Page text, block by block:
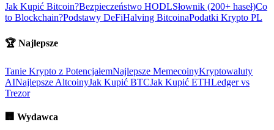
Jak Kupić Bitcoin?Bezpieczeństwo HODLSłownik (200+ haseł)Co
to Blockchain?Podstawy DeFiHalving BitcoinaPodatki Krypto PL
🏆 Najlepsze
Tanie Krypto z PotencjałemNajlepsze MemecoinyKryptowaluty
AINajlepsze AltcoinyJak Kupić BTCJak Kupić ETHLedger vs
Trezor
🏢 Wydawca